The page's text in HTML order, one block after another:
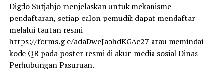
Digdo Sutjahjo menjelaskan untuk mekanisme
pendaftaran, setiap calon pemudik dapat mendaftar
melalui tautan resmi
https://forms.gle/adaDweJaohdKGAc27 atau memindai
kode QR pada poster resmi di akun media sosial Dinas
Perhubungan Pasuruan.